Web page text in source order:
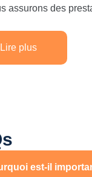
assurons des
Lire plus
est-il